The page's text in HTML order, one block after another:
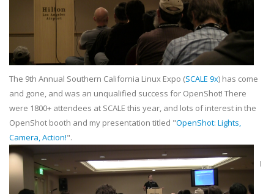
The 9th Annual Southern California Linux Expo (SCALE 9x) has come
and gone, and was an unqualified success for OpenShot! There
were 1800+ attendees at SCALE this year, and lots of interest in the
OpenShot booth and my presentation titled "OpenShot: Lights,
Camera, Action!".
I